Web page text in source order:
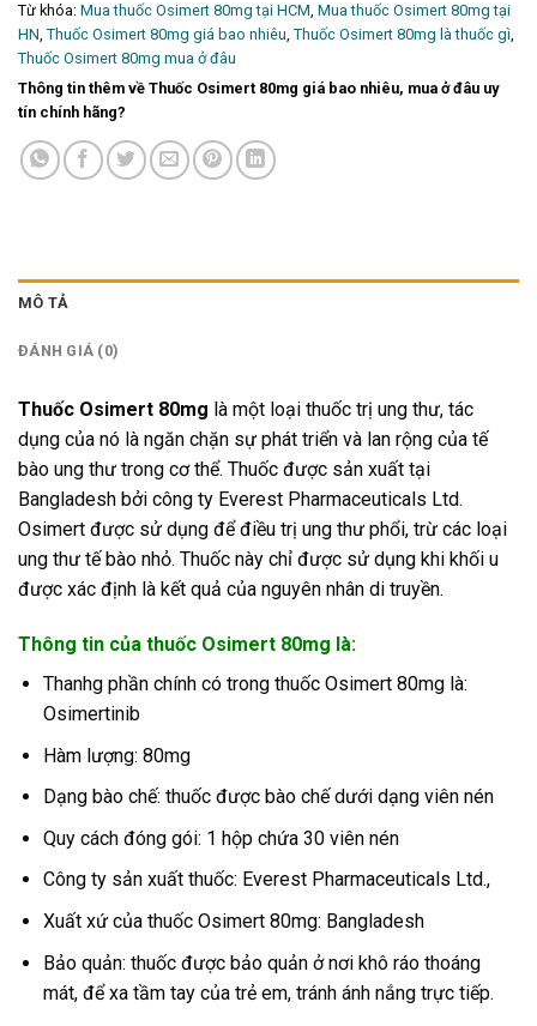
Từ khóa: Mua thuốc Osimert 80mg tại HCM, Mua thuốc Osimert 80mg tại
HN, Thuốc Osimert 80mg giá bao nhiêu, Thuốc Osimert 80mg là thuốc gì,
Thuốc Osimert 80mg mua ở đâu
Thông tin thêm về Thuốc Osimert 80mg giá bao nhiêu, mua ở đâu uy
tín chính hãng?
MÔ TẢ
ĐÁNH GIÁ (0)
Thuốc Osimert 80mg là một loại thuốc trị ung thư, tác
dụng của nó là ngăn chặn sự phát triển và lan rộng của tế
bào ung thư trong cơ thể. Thuốc được sản xuất tại
Bangladesh bởi công ty Everest Pharmaceuticals Ltd.
Osimert được sử dụng để điều trị ung thư phổi, trừ các loại
ung thư tế bào nhỏ. Thuốc này chỉ được sử dụng khi khối u
được xác định là kết quả của nguyên nhân di truyền.
Thông tin của thuốc Osimert 80mg là:
Thanhg phần chính có trong thuốc Osimert 80mg là:
Osimertinib
Hàm lượng: 80mg
Dạng bào chế: thuốc được bào chế dưới dạng viên nén
Quy cách đóng gói: 1 hộp chứa 30 viên nén
Công ty sản xuất thuốc: Everest Pharmaceuticals Ltd.,
Xuất xứ của thuốc Osimert 80mg: Bangladesh
Bảo quản: thuốc được bảo quản ở nơi khô ráo thoáng
mát, để xa tầm tay của trẻ em, tránh ánh nắng trực tiếp.